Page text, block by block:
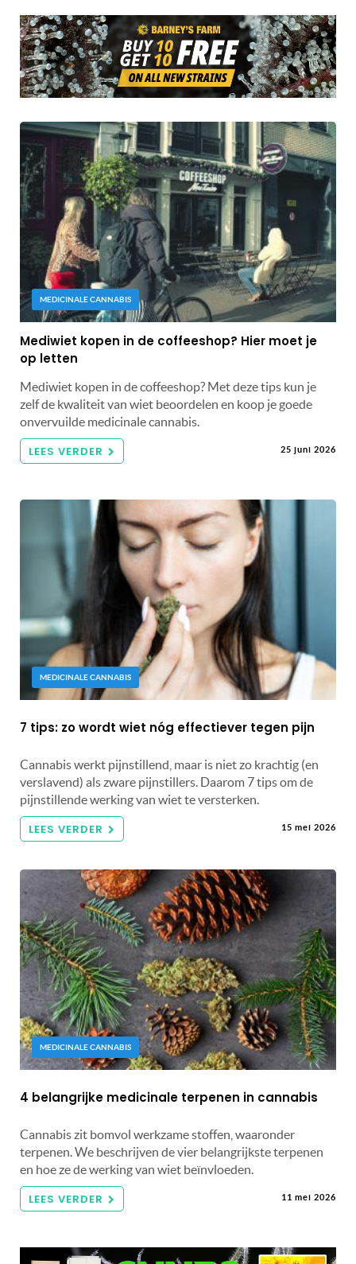
MEDICINALE CANNABIS
Mediwiet kopen in de coffeeshop? Hier moet je
op letten
Mediwiet kopen in de coffeeshop? Met deze tips kun je
zelf de kwaliteit van wiet beoordelen en koop je goede
onvervuilde medicinale cannabis.
LEES VERDER 25 juni 2026
MEDICINALE CANNABIS
7 tips: zo wordt wiet nóg effectiever tegen pijn
Cannabis werkt pijnstillend, maar is niet zo krachtig (en
verslavend) als zware pijnstillers. Daarom 7 tips om de
pijnstillende werking van wiet te versterken.
LEES VERDER 15 mei 2026
MEDICINALE CANNABIS
4 belangrijke medicinale terpenen in cannabis
Cannabis zit bomvol werkzame stoffen, waaronder
terpenen. We beschrijven de vier belangrijkste terpenen
en hoe ze de werking van wiet beïnvloeden.
LEES VERDER 11 mei 2026